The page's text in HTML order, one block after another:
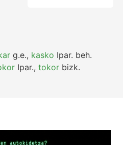
g.e., kasko Ipar. beh.
Ipar.,tokor bizk.